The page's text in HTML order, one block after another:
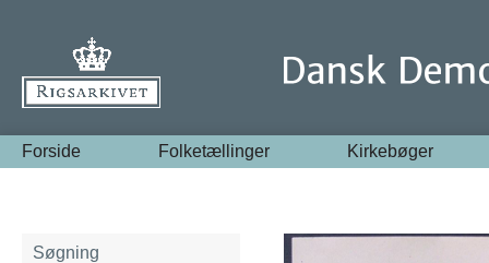
Forside Folketællinger Kirkebøger
Søgning